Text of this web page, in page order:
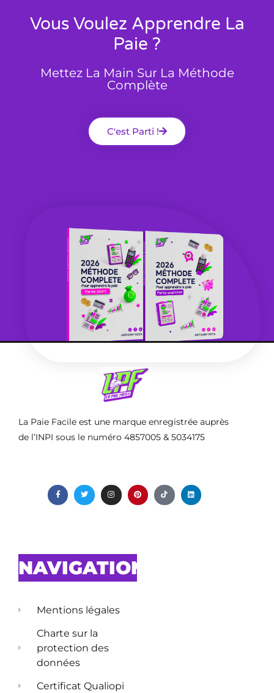
Vous Voulez Apprendre La
Paie ?
Mettez La Main Sur La Méthode
Complète
C'est Parti !
La Paie Facile est une marque enregistrée auprès
de l’INPI sous le numéro 4857005 & 5034175
NAVIGATION
Mentions légales
Charte sur la
protection des
données
Certificat Qualiopi